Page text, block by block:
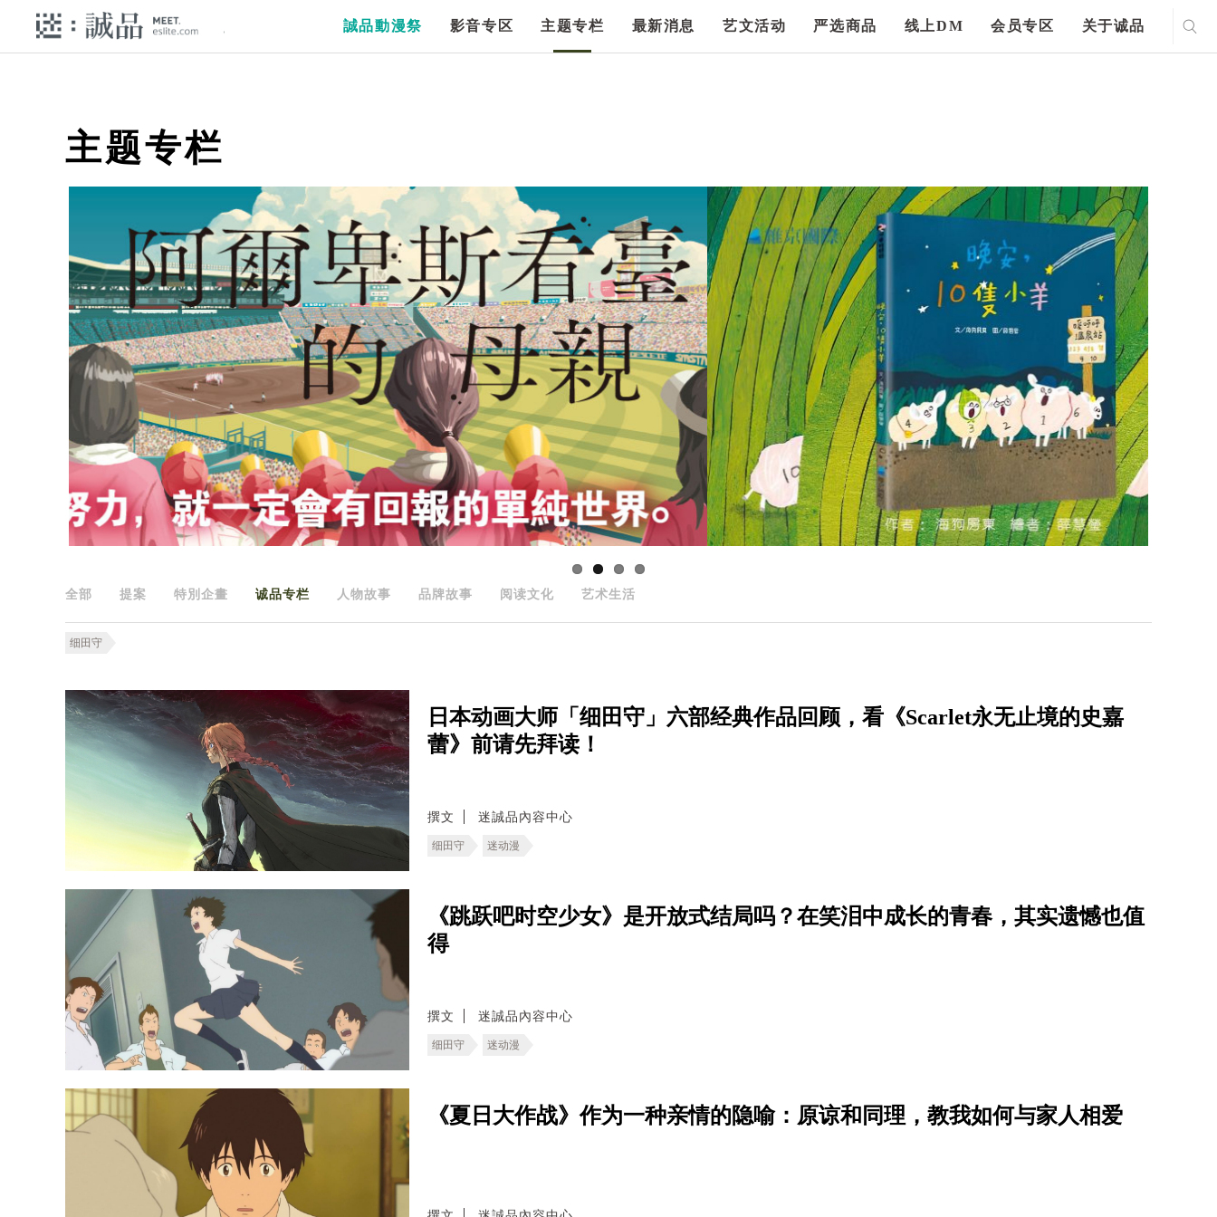
誠品動漫祭 影音专区 主题专栏 最新消息 艺文活动 严选商品 线上DM 会员专区 关于诚品
主题专栏
全部 提案 特別企畫 诚品专栏 人物故事 品牌故事 阅读文化 艺术生活
细田守
日本动画大师「细田守」六部经典作品回顾，看《Scarlet永无止境的史嘉
蕾》前请先拜读！
撰文 迷誠品內容中心
细田守 迷动漫
《跳跃吧时空少女》是开放式结局吗？在笑泪中成长的青春，其实遗憾也值
得
撰文 迷誠品內容中心
细田守 迷动漫
《夏日大作战》作为一种亲情的隐喻：原谅和同理，教我如何与家人相爱